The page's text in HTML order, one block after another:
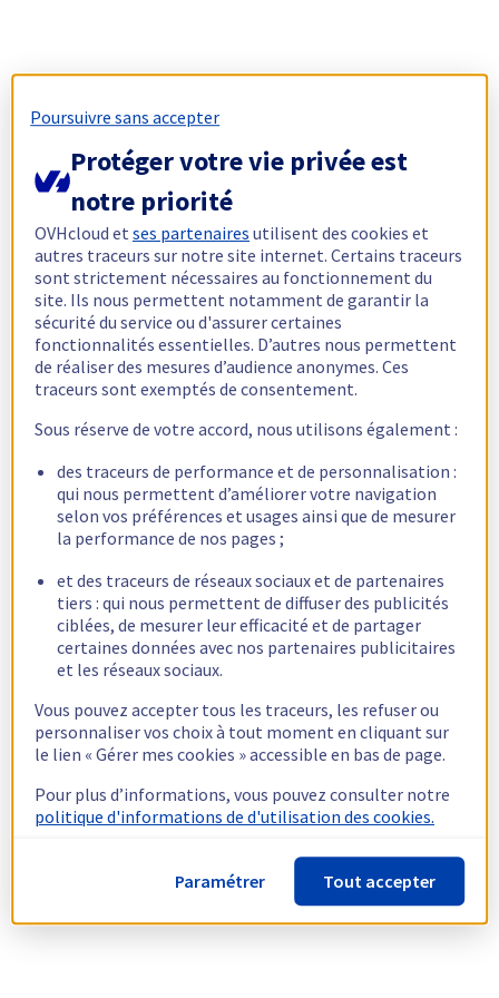
Poursuivre sans accepter
Protéger votre vie privée est
notre priorité
OVHcloud etses partenaires utilisent des cookies et
autres traceurs sur notre site internet. Certains traceurs
sont strictement nécessaires au fonctionnement du
site. Ils nous permettent notamment de garantir la
sécurité du service ou d'assurer certaines
fonctionnalités essentielles. D’autres nous permettent
de réaliser des mesures d’audience anonymes. Ces
traceurs sont exemptés de consentement.
Sous réserve de votre accord, nous utilisons également :
des traceurs de performance et de personnalisation :
qui nous permettent d’améliorer votre navigation
selon vos préférences et usages ainsi que de mesurer
la performance de nos pages ;
et des traceurs de réseaux sociaux et de partenaires
tiers : qui nous permettent de diffuser des publicités
ciblées, de mesurer leur efficacité et de partager
certaines données avec nos partenaires publicitaires
et les réseaux sociaux.
Vous pouvez accepter tous les traceurs, les refuser ou
personnaliser vos choix à tout moment en cliquant sur
le lien « Gérer mes cookies » accessible en bas de page.
Pour plus d’informations, vous pouvez consulter notre
politique d'informations de d'utilisation des cookies.
Paramétrer Tout accepter